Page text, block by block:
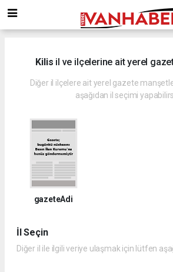
Kilis il ve ilçelerine ait yerel
Diğer il ilçelere ait yerel gazete
aşağıdan il seçimi
gazeteAdi
İl Seçin
Diğer il ile ilgili veriye ulaşmak için lütfen